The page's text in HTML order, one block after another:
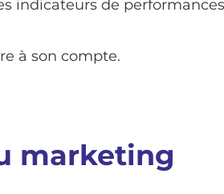
indicateurs de
à son compte.
marketing